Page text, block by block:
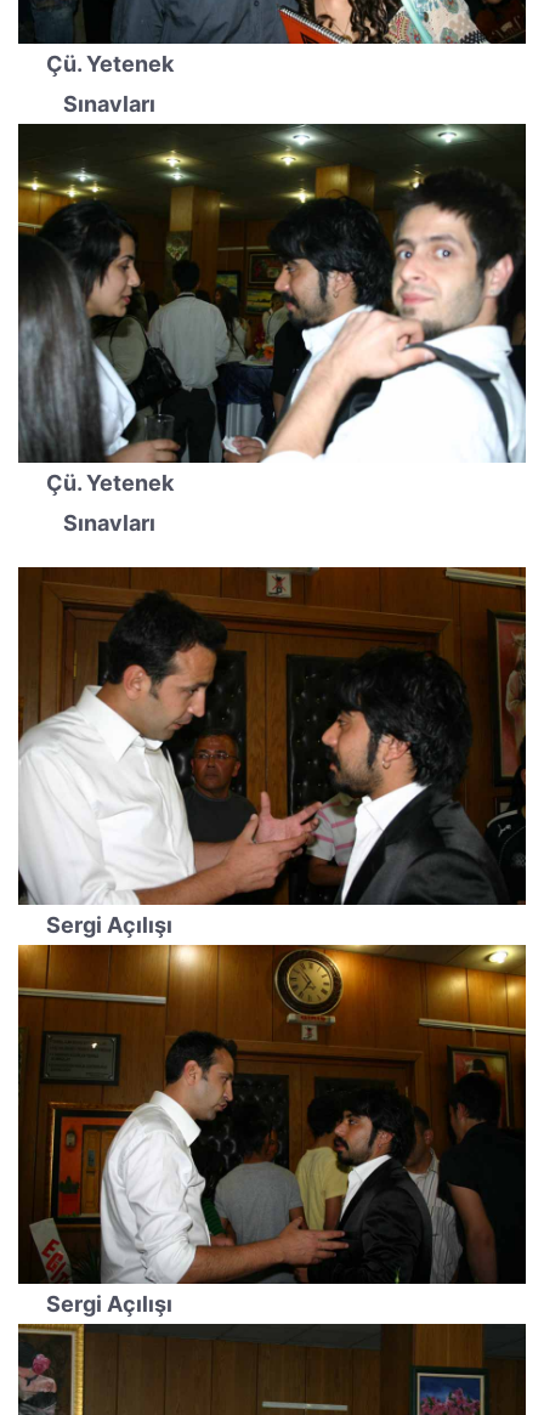
Çü. Yetenek
Sınavları
Çü. Yetenek
Sınavları
Sergi Açılışı
Sergi Açılışı